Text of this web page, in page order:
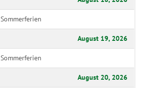
Sommerferien
August 19, 2026
Sommerferien
August 20, 2026